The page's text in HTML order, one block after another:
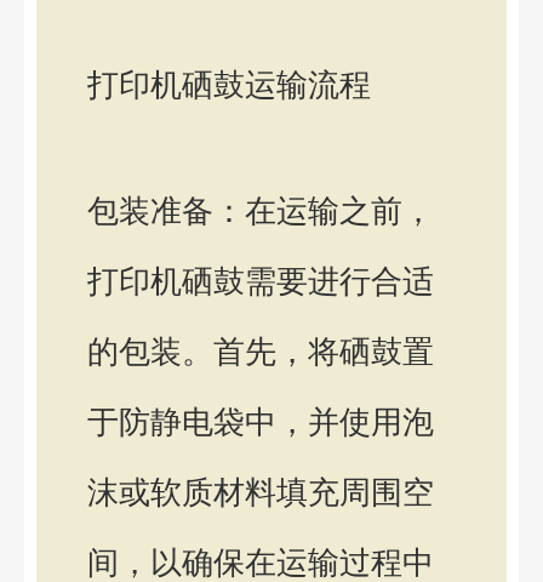
打印机硒鼓运输流程
包装准备：在运输之前，
打印机硒鼓需要进行合适
的包装。首先，将硒鼓置
于防静电袋中，并使用泡
沫或软质材料填充周围空
间，以确保在运输过程中